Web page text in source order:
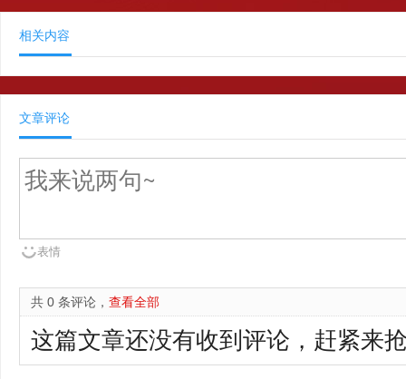
相关内容
文章评论
表情
共 0 条评论， 查看全部
这篇文章还没有收到评论，赶紧来